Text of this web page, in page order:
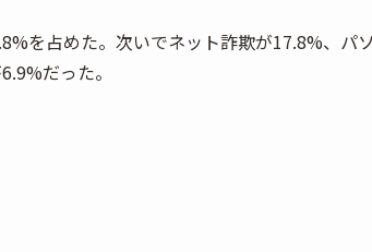
を占めた。次いでネット詐欺が17.8%、パ
だった。